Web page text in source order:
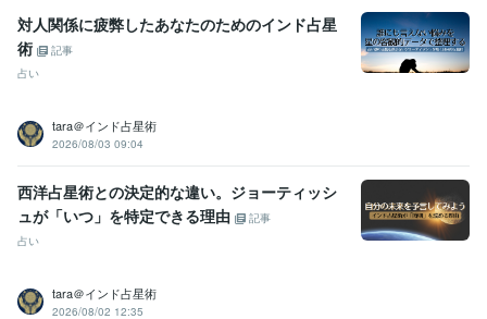
対人関係に疲弊したあなたのためのインド占星
術
記事
占い
tara＠インド占星術
2026/08/03 09:04
西洋占星術との決定的な違い。ジョーティッシ
ュが「いつ」を特定できる理由
記事
占い
tara＠インド占星術
2026/08/02 12:35